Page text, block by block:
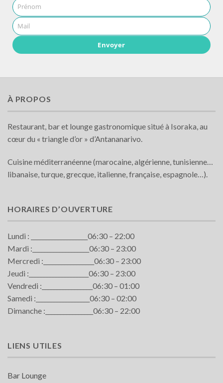
Prénom
Mail
Envoyer
À PROPOS
Restaurant, bar et lounge gastronomique situé à Isoraka, au
cœur du « triangle d’or » d’Antananarivo.
Cuisine méditerranéenne (marocaine, algérienne, tunisienne…
libanaise, turque, grecque, italienne, française, espagnole…).
HORAIRES D’OUVERTURE
Lundi : ___________________06:30 – 22:00
Mardi :___________________06:30 – 23:00
Mercredi :_________________06:30 – 23:00
Jeudi :____________________06:30 – 23:00
Vendredi :_________________06:30 – 01:00
Samedi :__________________06:30 – 02:00
Dimanche :________________06:30 – 22:00
LIENS UTILES
Bar Lounge